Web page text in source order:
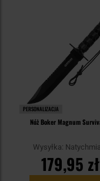
PERSONALIZACJA
Nóż Boker Magnum
Wysyłka:
179,95 zł